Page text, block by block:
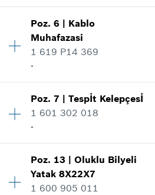
528,43 TL*
Fiyatlara KDV dahildir.
1.596,68 TL*
Miktar 1
Fiyat grubu
Yedek parça bilgisi
Şekli göster
529,50 TL*
Poz.6 | Kablo
Muhafazasi
1 619 P14 369
-
Fiyat grubu:11
Poz.7 |Tespİt Kelepçesİ
1 601 302 018
-
Miktar 1
Fiyat grubu:11
Yedek parça bilgisi
Poz. 13 |Oluklu Bilyeli
Yatak 8X22X7
1 600 905 011